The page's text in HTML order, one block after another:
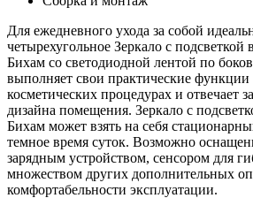
Для ежедневного ухода за собой
четырехугольное Зеркало с
Бихам со светодиодной лентой по
выполняет свои практические
косметических процедурах и отвечает
дизайна помещения. Зеркало с
Бихам может взять на себя
темное время суток. Возможно
зарядным устройством, сенсором для
множеством других дополнительных
комфортабельности эксплуатации.